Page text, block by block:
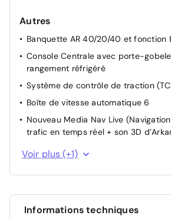
Commutation automatique feux de
Détection de perte de pression des
Frein de parking électrique
Lunette AR dégivrante
Mode éco
My Safety Switch (bouton de
la conduite)
Reconnaissance des panneaux de
alerte de survitesse
démarrage en côte
Autres
Banquette AR 40/20/40 et fonction
Console Centrale avec porte-
rangement réfrigéré
Système de contrôle de traction
Boîte de vitesse automatique 6
Nouveau Media Nav Live
trafic en temps réel + son 3D
Caméra de détection somnolence
Voir plus (+1)
Informations techniques